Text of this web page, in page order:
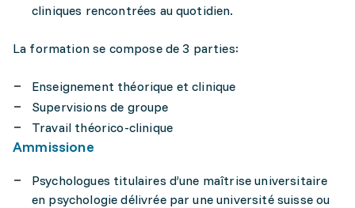
cliniques rencontrées au quotidien.
La formation se compose de 3 parties:
Enseignement théorique et clinique
Supervisions de groupe
Travail théorico-clinique
Ammissione
Psychologues titulaires d’une maîtrise universitaire
en psychologie délivrée par une université suisse ou